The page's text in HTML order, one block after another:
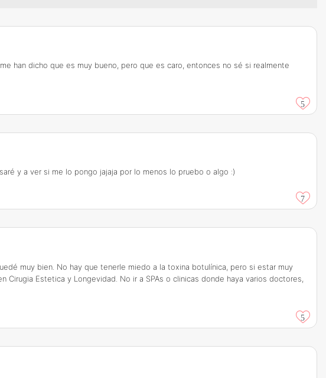
han dicho que es muy bueno, pero que es caro, entonces no sé si realmente
5
y a ver si me lo pongo jajaja por lo menos lo pruebo o algo :)
7
muy bien. No hay que tenerle miedo a la toxina botulínica, pero si estar muy
Estetica y Longevidad. No ir a SPAs o clinicas donde haya varios doctores,
5